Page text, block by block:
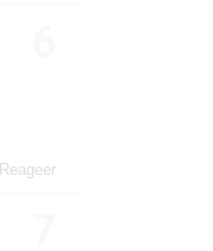
Reageer